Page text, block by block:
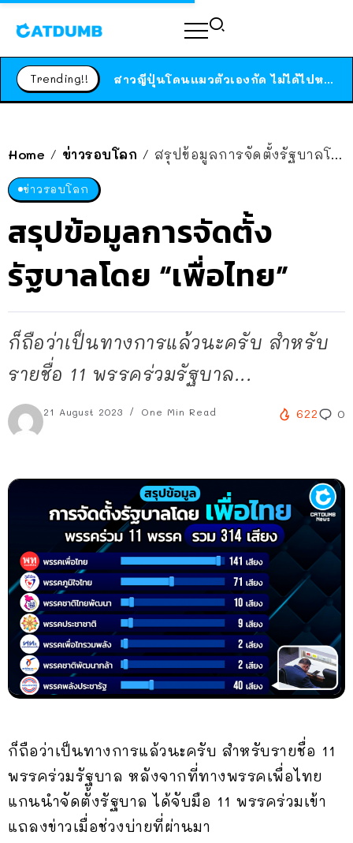
Trending!! ได้เวลาเด็กหนวดรวมตัว RF Online Next เปิดให้เล่นแล้ว เกม Sci-Fi MMORPG ระดับตำนาน เล่นได้ทั้งมือถือและ PC
สาวญี่ปุ่นโดนแมวตัวเองกัด ไม่ได้ไปหาหมอตั้งแต่เนิ่นๆ สุดท้ายขาบวม กลายเป็นโรคเนื้อเน่า เตือนทาสแมวทั้งหลายให้ระวัง
Home / ข่าวรอบโลก / สรุปข้อมูลการจัดตั้งรัฐบาลโดย “เพื่อไทย”
ข่าวรอบโลก
สรุปข้อมูลการจัดตั้ง
รัฐบาลโดย “เพื่อไทย”
ก็ถือว่าเป็นทางการแล้วนะครับ สำหรับ
รายชื่อ 11 พรรคร่วมรัฐบาล...
21 August 2023 One Min Read 622 0
ก็ถือว่าเป็นทางการแล้วนะครับ สำหรับรายชื่อ 11
พรรคร่วมรัฐบาล หลังจากที่ทางพรรคเพื่อไทย
แกนนำจัดตั้งรัฐบาล ได้จับมือ 11 พรรคร่วมเข้า
แถลงข่าวเมื่อช่วงบ่ายที่ผ่านมา